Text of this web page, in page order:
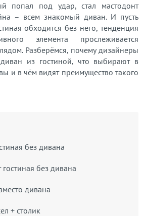
попал под удар, стал мастодонт
– всем знакомый диван. И пусть
обходится без него, тенденция
элемента прослеживается
Разберёмся, почему дизайнеры
диван из гостиной, что выбирают в
и в чём видят преимущество такого
без дивана
без дивана
дивана
+ столик